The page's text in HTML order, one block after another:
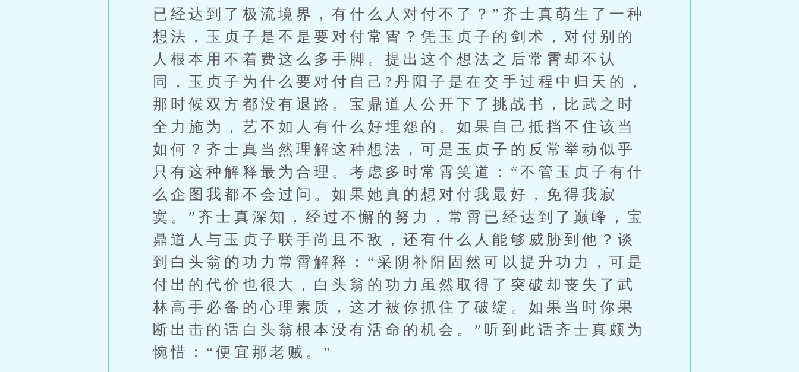
已经达到了极流境界，有什么人对付不了？”齐士真萌生了一种
想法，玉贞子是不是要对付常霄？凭玉贞子的剑术，对付别的
人根本用不着费这么多手脚。提出这个想法之后常霄却不认
同，玉贞子为什么要对付自己?丹阳子是在交手过程中归天的，
那时候双方都没有退路。宝鼎道人公开下了挑战书，比武之时
全力施为，艺不如人有什么好埋怨的。如果自己抵挡不住该当
如何？齐士真当然理解这种想法，可是玉贞子的反常举动似乎
只有这种解释最为合理。考虑多时常霄笑道：“不管玉贞子有什
么企图我都不会过问。如果她真的想对付我最好，免得我寂
寞。”齐士真深知，经过不懈的努力，常霄已经达到了巅峰，宝
鼎道人与玉贞子联手尚且不敌，还有什么人能够威胁到他？谈
到白头翁的功力常霄解释：“采阴补阳固然可以提升功力，可是
付出的代价也很大，白头翁的功力虽然取得了突破却丧失了武
林高手必备的心理素质，这才被你抓住了破绽。如果当时你果
断出击的话白头翁根本没有活命的机会。”听到此话齐士真颇为
惋惜：“便宜那老贼。”